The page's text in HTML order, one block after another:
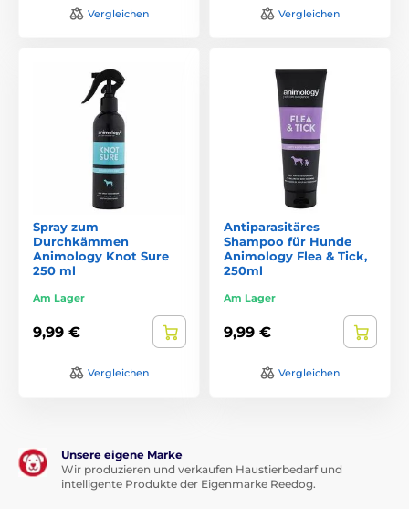
Vergleichen Vergleichen
Spray zum
Durchkämmen
Animology Knot Sure
250 ml
Am Lager
9,99 €
Vergleichen
Antiparasitäres
Shampoo für Hunde
Animology Flea & Tick,
250ml
Am Lager
9,99 €
Vergleichen
Unsere eigene Marke
Wir produzieren und verkaufen Haustierbedarf und
intelligente Produkte der Eigenmarke Reedog.